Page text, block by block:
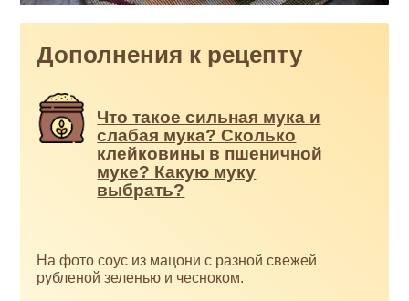
Дополнения к рецепту
Что такое сильная мука и
слабая мука? Сколько
клейковины в пшеничной
муке? Какую муку
выбрать?
На фото соус из мацони с разной свежей
рубленой зеленью и чесноком.